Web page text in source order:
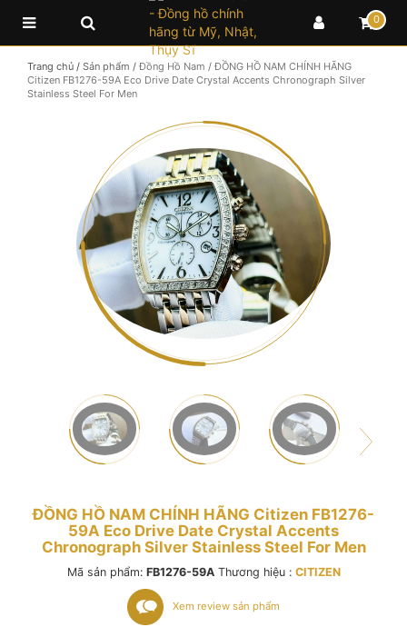
0
Trang chủ / Sản phẩm / Đồng Hồ Nam / ĐỒNG HỒ NAM CHÍNH HÃNG
Citizen FB1276-59A Eco Drive Date Crystal Accents Chronograph Silver
Stainless Steel For Men
ĐỒNG HỒ NAM CHÍNH HÃNG Citizen FB1276-
59A Eco Drive Date Crystal Accents
Chronograph Silver Stainless Steel For Men
Mã sản phẩm: FB1276-59A Thương hiệu : CITIZEN
Xem review sản phẩm